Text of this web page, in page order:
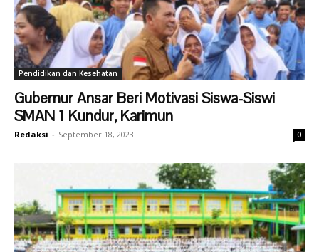
Pendidikan dan Kesehatan
Gubernur Ansar Beri Motivasi Siswa-Siswi
SMAN 1 Kundur, Karimun
Redaksi - September 18, 2023 0